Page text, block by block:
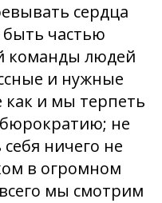
сердца
быть частью
команды людей
и нужные
и мы терпеть
не
ничего не
в огромном
мы смотрим